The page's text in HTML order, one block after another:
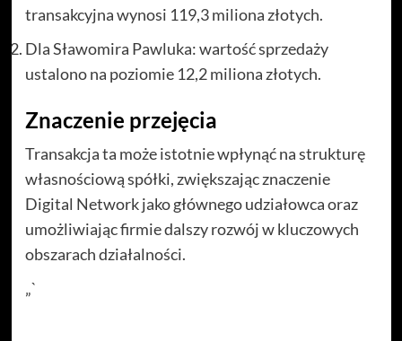
transakcyjna wynosi 119,3 miliona złotych.
Dla Sławomira Pawluka: wartość sprzedaży
ustalono na poziomie 12,2 miliona złotych.
Znaczenie przejęcia
Transakcja ta może istotnie wpłynąć na strukturę
własnościową spółki, zwiększając znaczenie
Digital Network jako głównego udziałowca oraz
umożliwiając firmie dalszy rozwój w kluczowych
obszarach działalności.
„`